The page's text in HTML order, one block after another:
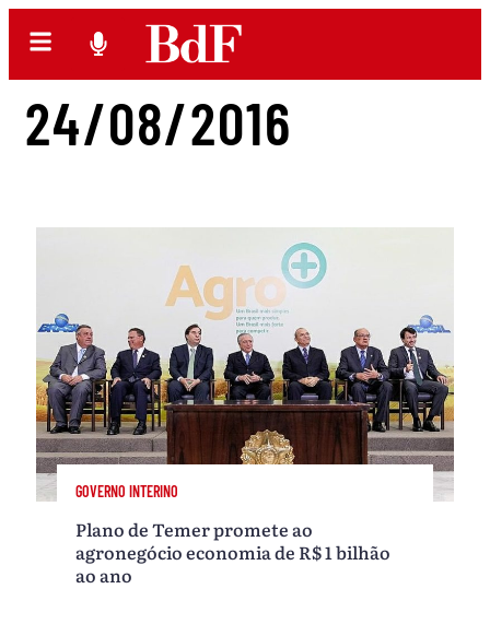
24/08/2016
GOVERNO INTERINO
Plano de Temer promete ao
agronegócio economia de R$ 1 bilhão
ao ano